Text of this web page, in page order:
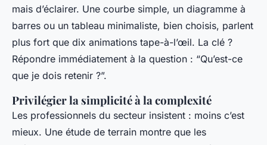
mais d’éclairer. Une courbe simple, un diagramme à
barres ou un tableau minimaliste, bien choisis, parlent
plus fort que dix animations tape-à-l’œil. La clé ?
Répondre immédiatement à la question : “Qu’est-ce
que je dois retenir ?”.
Privilégier la simplicité à la complexité
Les professionnels du secteur insistent : moins c’est
mieux. Une étude de terrain montre que les